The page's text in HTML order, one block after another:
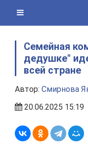
content
Семейная
дедушке"
всей стране
Автор: Смирнова
20.06.2025 15:19